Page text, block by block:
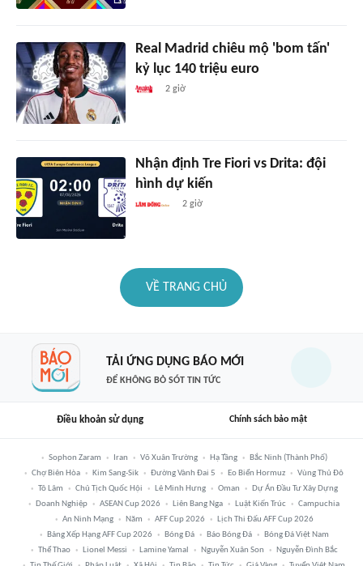
Real Madrid chiêu mộ 'bom tấn'
kỷ lục 140 triệu euro
2 giờ
Nhận định Tre Fiori vs Drita: đội
hình dự kiến
2 giờ
VỀ TRANG CHỦ
TẢI ỨNG DỤNG BÁO MỚI
ĐỂ KHÔNG BỎ SÓT TIN TỨC
Điều khoản sử dụng Chính sách bảo mật
Sophon Zaram Iran Võ Xuân Trường Hạ Tầng
Bắc Ninh (thành Phố)
Chợ Biên Hòa
Kim Sang-Sik Đường Vành Đai 5 Eo Biển Hormuz
Vùng Thủ Đô
Tô Lâm
Chủ Tịch Quốc Hội Lê Minh Hưng Oman
Dự Án Đầu Tư Xây Dựng
Doanh Nghiệp
ASEAN Cup 2026 Liên Bang Nga Luật Kiến Trúc
Campuchia
An Ninh Mạng
Năm AFF Cup 2026
Lịch Thi Đấu AFF Cup 2026
Bảng Xếp Hạng AFF Cup 2026
Bóng Đá Báo Bóng Đá
Bóng Đá Việt Nam
Thể Thao
Lionel Messi Lamine Yamal Nguyễn Xuân Son
Nguyễn Đình Bắc